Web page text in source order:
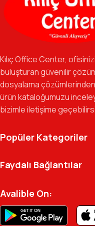
şeyi tek bir çatı altında, en
sağlıyoruz.
Özverili Takım Ruhu:İşini
güvenilir bir yol arkadaşı
Gelecek Vizyonu:
markalarla güçlendirerek,
geçen gün büyütmeye
Kılıç Office Center
arşivinizdeki
Ofisinizin enerjisini
profesyonel
Kılıç Office Center,
buluşturan güvenilir çözüm
dosyalama
ürün kataloğumuzu
bizimle iletişime
Popüler Kategoriler
Faydalı Bağlantılar
Avalible On: